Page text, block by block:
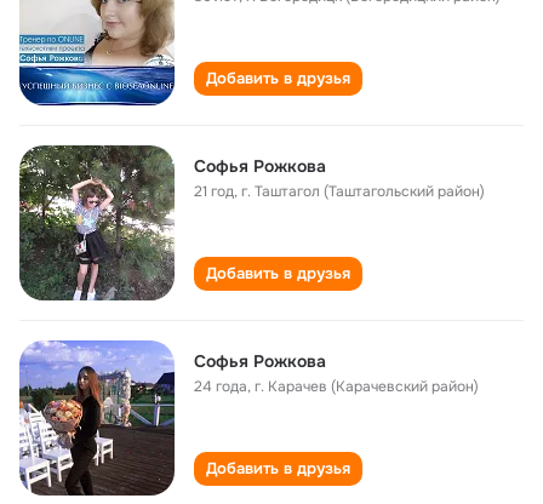
Добавить в друзья
Софья Рожкова
21 год,г. Таштагол (Таштагольский район)
Добавить в друзья
Софья Рожкова
24 года,г. Карачев (Карачевский район)
Добавить в друзья